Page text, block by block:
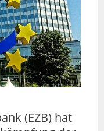
(EZB) hat